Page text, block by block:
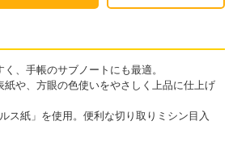
、手帳のサブノートにも最適。
紙や、方眼の色使いをやさしく上品に仕上げ
ス紙」を使用。便利な切り取りミシン目入